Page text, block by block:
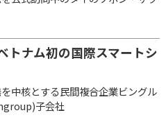
トナム初の国際スマートシ
中核とする民間複合企業ビングル
子会社